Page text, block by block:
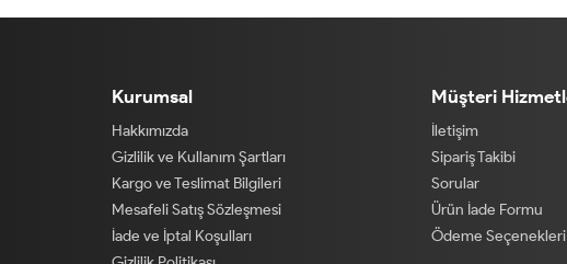
Kurumsal
Hakkımızda
Gizlilik ve Kullanım Şartları
Kargo ve Teslimat Bilgileri
Mesafeli Satış Sözleşmesi
İade ve İptal Koşulları
Müşteri
İletişim
Sipariş Takibi
Sorular
Ürün İade Formu
Ödeme Seçenekleri